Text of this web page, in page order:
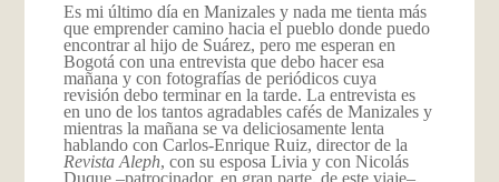
Es mi último día en Manizales y nada me tienta más
que emprender camino hacia el pueblo donde puedo
encontrar al hijo de Suárez, pero me esperan en
Bogotá con una entrevista que debo hacer esa
mañana y con fotografías de periódicos cuya
revisión debo terminar en la tarde. La entrevista es
en uno de los tantos agradables cafés de Manizales y
mientras la mañana se va deliciosamente lenta
hablando con Carlos-Enrique Ruiz, director de la
Revista Aleph, con su esposa Livia y con Nicolás
Duque –patrocinador, en gran parte, de este viaje–,